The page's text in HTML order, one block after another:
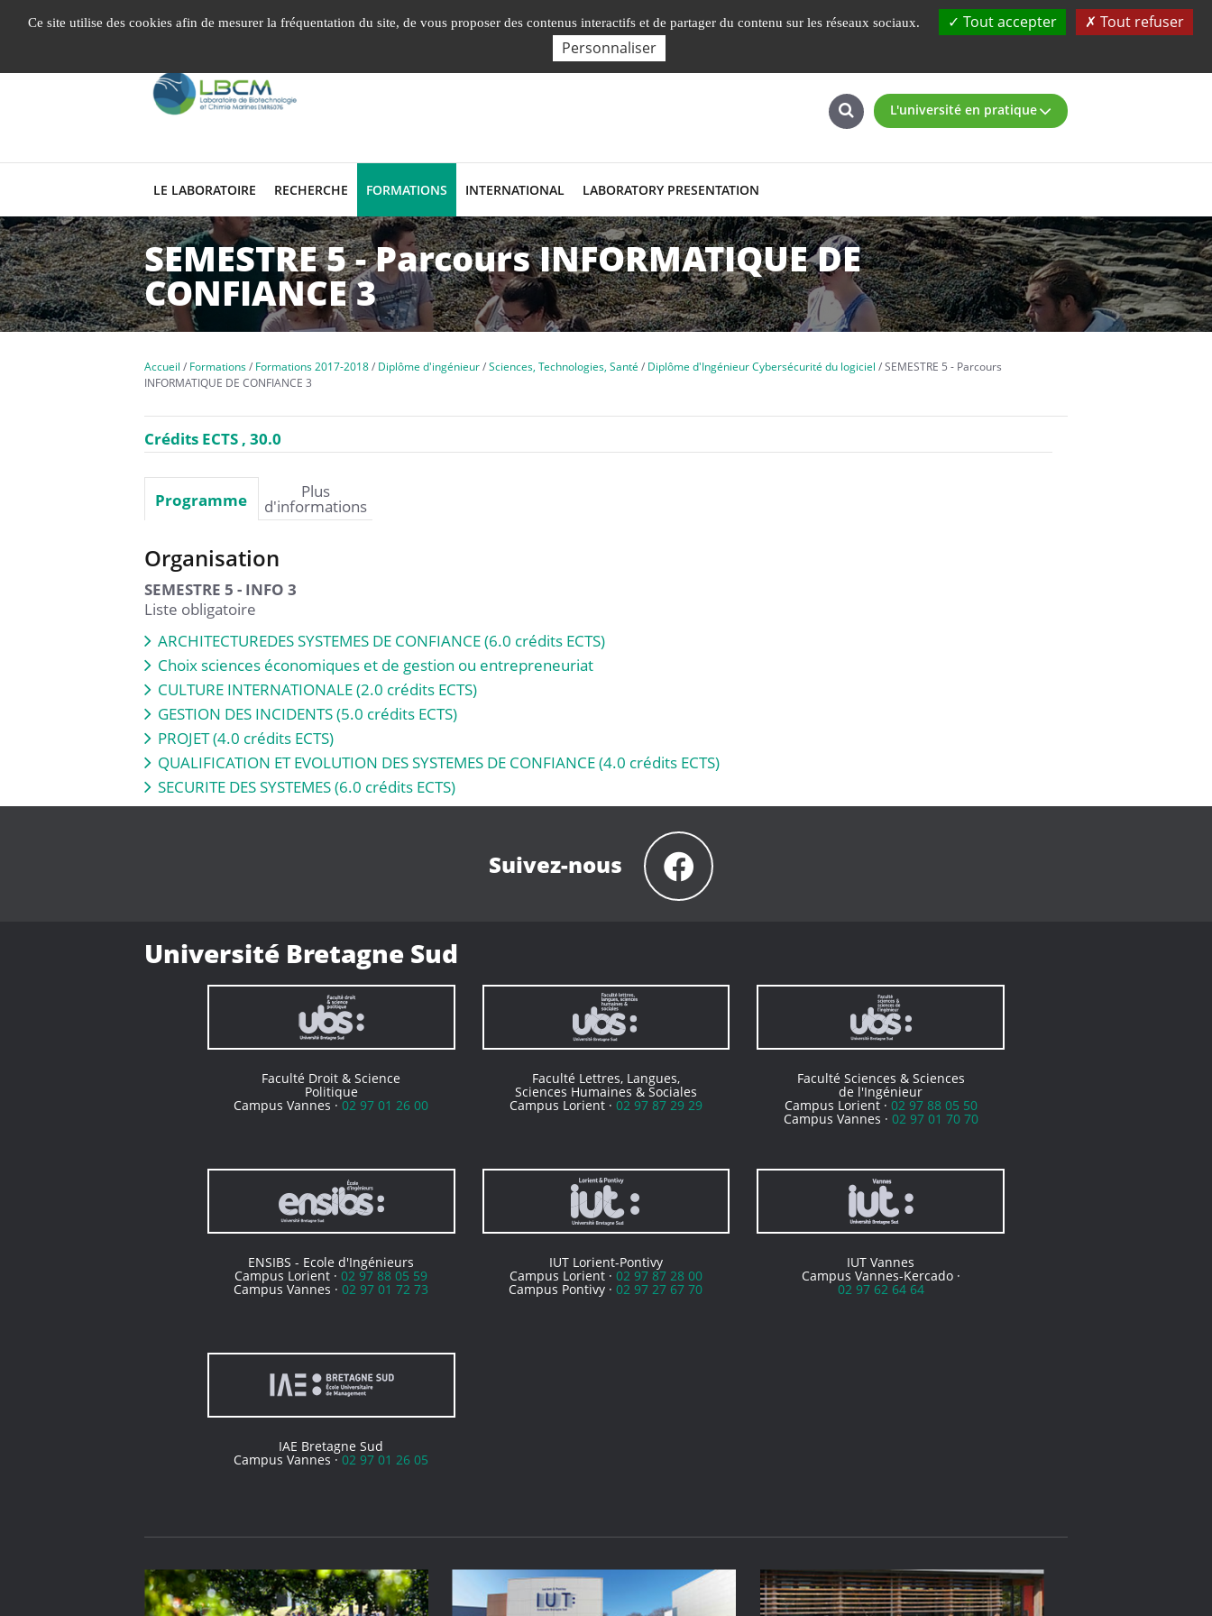
Laboratoires UBS Plateforme pédagogique
Nos Facultés, Instituts, Ecole
L'université en pratique
LE LABORATOIRE RECHERCHE FORMATIONS INTERNATIONAL LABORATORY PRESENTATION
SEMESTRE 5 - Parcours INFORMATIQUE DE
CONFIANCE 3
Accueil Formations Formations 2017-2018 Diplôme d'ingénieur Sciences, Technologies, Santé Diplôme d'Ingénieur Cybersécurité du logiciel
SEMESTRE 5 - Parcours
INFORMATIQUE DE CONFIANCE 3
Crédits ECTS 30.0
Programme Plus
d'informations
Organisation
SEMESTRE 5 - INFO 3
Liste obligatoire
ARCHITECTUREDES SYSTEMES DE CONFIANCE (6.0 crédits ECTS)
Choix sciences économiques et de gestion ou entrepreneuriat
CULTURE INTERNATIONALE (2.0 crédits ECTS)
GESTION DES INCIDENTS (5.0 crédits ECTS)
PROJET (4.0 crédits ECTS)
QUALIFICATION ET EVOLUTION DES SYSTEMES DE CONFIANCE (4.0 crédits ECTS)
SECURITE DES SYSTEMES (6.0 crédits ECTS)
Suivez-nous
Université Bretagne Sud
Faculté Droit & Science
Politique
Campus Vannes ·02 97 01 26 00
Faculté Lettres, Langues,
Sciences Humaines & Sociales
Campus Lorient · 02 97 87 29 29
Faculté Sciences & Sciences
de l'Ingénieur
Campus Lorient · 02 97 88 05 50
Campus Vannes · 02 97 01 70 70
ENSIBS - Ecole d'Ingénieurs
Campus Lorient ·02 97 88 05 59
Campus Vannes ·02 97 01 72 73
IUT Lorient-Pontivy
Campus Lorient · 02 97 87 28 00
Campus Pontivy ·02 97 27 67 70
IUT Vannes
Campus Vannes-Kercado ·
02 97 62 64 64
IAE Bretagne Sud
Campus Vannes ·02 97 01 26 05
Ce site utilise des cookies afin de mesurer la fréquentation du site, de vous proposer des contenus interactifs et de partager du contenu sur les réseaux sociaux. Tout accepter
Tout refuser
Personnaliser